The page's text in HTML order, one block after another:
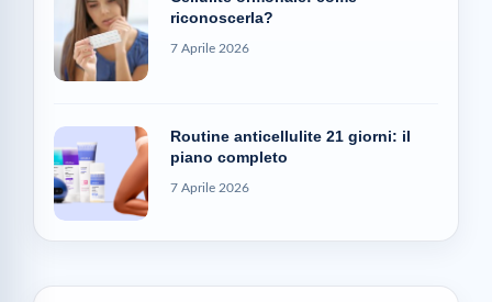
riconoscerla?
7 Aprile 2026
Routine anticellulite 21 giorni: il
piano completo
7 Aprile 2026